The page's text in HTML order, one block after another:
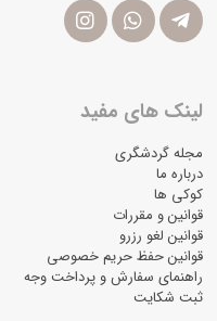
لینک های مفید
مجله گردشگری
درباره ما
کوکی ها
قوانین و مقررات
قوانین لغو رزرو
قوانین حفظ حریم خصوصی
راهنمای سفارش و پرداخت وجه
ثبت شکایت